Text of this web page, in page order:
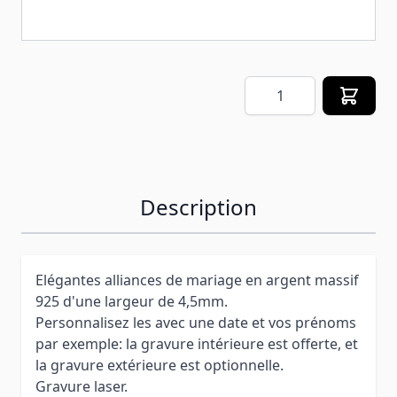
Quantité
Description
Elégantes alliances de mariage en argent massif
925 d'une largeur de 4,5mm.
Personnalisez les avec une date et vos prénoms
par exemple: la gravure intérieure est offerte, et
la gravure extérieure est optionnelle.
Gravure laser.